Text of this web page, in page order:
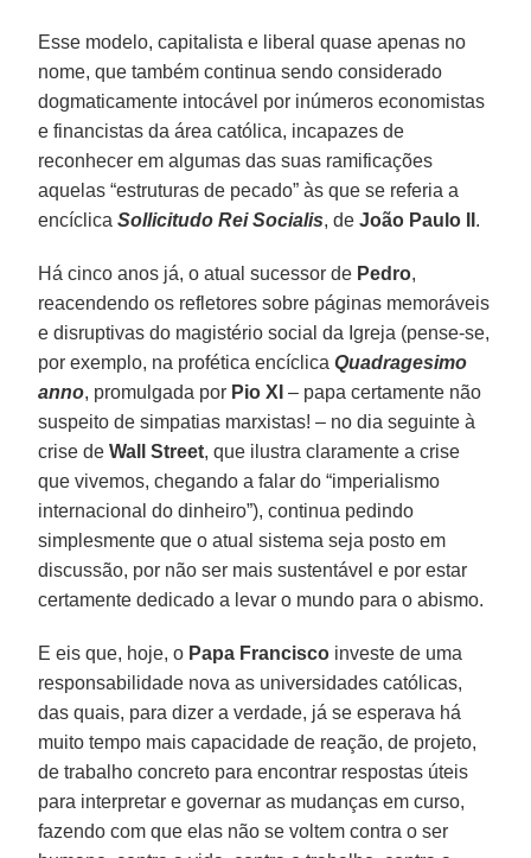
Esse modelo, capitalista e liberal quase apenas no
nome, que também continua sendo considerado
dogmaticamente intocável por inúmeros economistas
e financistas da área católica, incapazes de
reconhecer em algumas das suas ramificações
aquelas “estruturas de pecado” às que se referia a
encíclicaSollicitudo Rei Socialis, deJoão Paulo II .
Há cinco anos já, o atual sucessor de Pedro,
reacendendo os refletores sobre páginas memoráveis
e disruptivas do magistério social da Igreja (pense-se,
por exemplo, na profética encíclicaQuadragesimo
anno, promulgada por Pio XI – papa certamente não
suspeito de simpatias marxistas! – no dia seguinte à
crise deWall Street, que ilustra claramente a crise
que vivemos, chegando a falar do “imperialismo
internacional do dinheiro”), continua pedindo
simplesmente que o atual sistema seja posto em
discussão, por não ser mais sustentável e por estar
certamente dedicado a levar o mundo para o abismo.
E eis que, hoje, o Papa Francisco investe de uma
responsabilidade nova as universidades católicas,
das quais, para dizer a verdade, já se esperava há
muito tempo mais capacidade de reação, de projeto,
de trabalho concreto para encontrar respostas úteis
para interpretar e governar as mudanças em curso,
fazendo com que elas não se voltem contra o ser